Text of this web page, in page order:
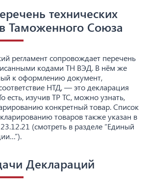
технических
Таможенного Союза
регламент сопровождает перечень
кодами ТН ВЭД. В нём же
к оформлению документ,
НТД, — это декларация
есть, изучив ТР ТС, можно узнать,
конкретный товар. Список
товаров также указан в
(смотреть в разделе “Единый
Деклараций